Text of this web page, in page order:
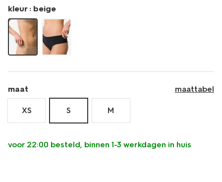
kleur : beige
maat maattabel
XS S M
voor 22:00 besteld, binnen 1-3 werkdagen in huis